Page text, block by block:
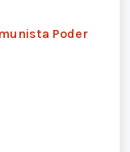
Poder